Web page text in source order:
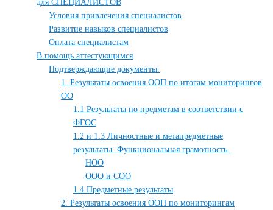
для СПЕЦИАЛИСТОВ
Условия привлечения специалистов
Развитие навыков специалистов
Оплата специалистам
В помощь аттестующимся
Подтверждающие документы.
1. Результаты освоения ООП по итогам мониторингов
ОО
1.1 Результаты по предметам в соответствии с
ФГОС
1.2 и 1.3 Личностные и метапредметные
результаты. Функциональная грамотность.
НОО
ООО и СОО
1.4 Предметные результаты
2. Результаты освоения ООП по мониторингам